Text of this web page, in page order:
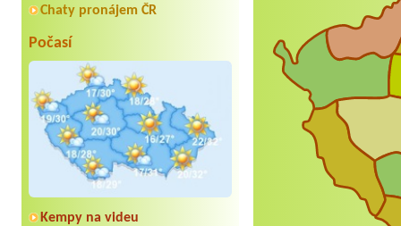
Chaty pronájem ČR
Počasí
Kempy na videu